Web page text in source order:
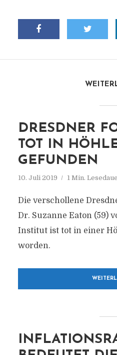
DRESDNER
TOT IN
GEFUNDEN
10. Juli 2019 1 Min.
Die verschollene
Dr. Suzanne Eaton (59)
Institut ist tot in einer
worden.